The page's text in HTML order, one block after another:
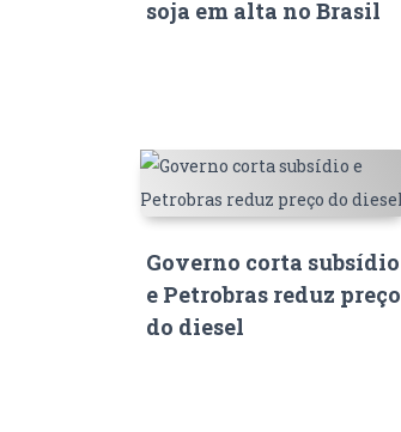
soja em alta no Brasil
Governo corta subsídio
e Petrobras reduz preço
do diesel